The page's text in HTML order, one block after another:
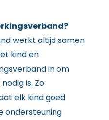
werkt altijd samen
kind en
in om
is. Zo
elk kind goed
ondersteuning